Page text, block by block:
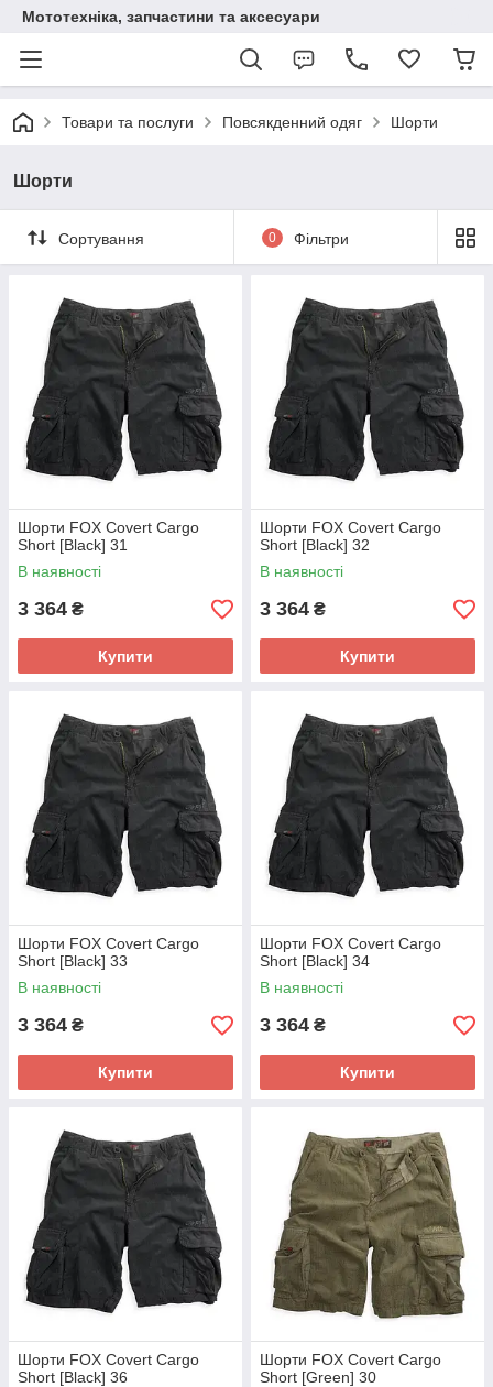
Мототехніка, запчастини та аксесуари
Товари та послуги Повсякденний одяг Шорти
Шорти
Сортування 0 Фільтри
Шорти FOX Covert Cargo
Short [Black] 31
В наявності
3 364 ₴
Купити
Шорти FOX Covert Cargo
Short [Black] 32
В наявності
3 364 ₴
Купити
Шорти FOX Covert Cargo
Short [Black] 33
В наявності
3 364 ₴
Купити
Шорти FOX Covert Cargo
Short [Black] 34
В наявності
3 364 ₴
Купити
Шорти FOX Covert Cargo
Short [Black] 36
Шорти FOX Covert Cargo
Short [Green] 30